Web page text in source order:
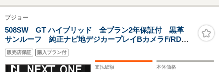
トヨタセーフティーセ
ンンス
ETC LEDライト
ミ スマ-トキ- スペ
アキ-盗難防止装置
プジョー
508SW GT ハイブリッド 全プラン2年保証付 黒革
サンルーフ 純正ナビ地デジカープレイBカメラF/RDレ
コETC 充電ケーブル付 ブラインドスポットモニタ
ー パワーバックドア パワーシート/ヒーター アクテ
ィブセーフティー
販売店保証 購入プラン付
支払総額 本体価格